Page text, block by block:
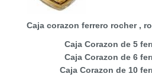
Caja corazon ferrero rocher ,
Caja Corazon de 5
Caja Corazon de 6
Caja Corazon de 10